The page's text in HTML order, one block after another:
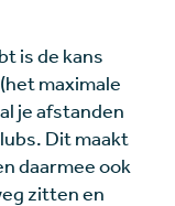
is de kans
maximale
je afstanden
Dit maakt
daarmee ook
zitten en